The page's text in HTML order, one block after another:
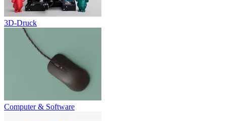
3D-Druck
Computer & Software